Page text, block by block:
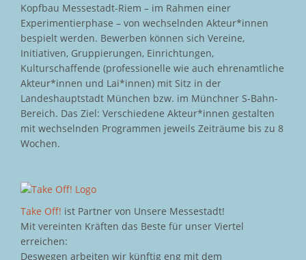
Kopfbau Messestadt-Riem – im Rahmen einer
Experimentierphase – von wechselnden Akteur*innen
bespielt werden. Bewerben können sich Vereine,
Initiativen, Gruppierungen, Einrichtungen,
Kulturschaffende (professionelle wie auch ehrenamtliche
Akteur*innen und Lai*innen) mit Sitz in der
Landeshauptstadt München bzw. im Münchner S-Bahn-
Bereich. Das Ziel: Verschiedene Akteur*innen gestalten
mit wechselnden Programmen jeweils Zeiträume bis zu 8
Wochen.
Take Off! ist Partner von Unsere Messestadt!
Mit vereinten Kräften das Beste für unser Viertel
erreichen:
Deswegen arbeiten wir künftig eng mit dem